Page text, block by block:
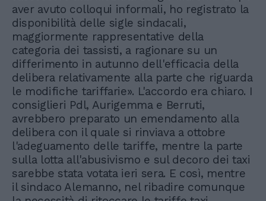
aver avuto colloqui informali, ho registrato la
disponibilità delle sigle sindacali,
maggiormente rappresentative della
categoria dei tassisti, a ragionare su un
differimento in autunno dell'efficacia della
delibera relativamente alla parte che riguarda
le modifiche tariffarie». L'accordo era chiaro. I
consiglieri Pdl, Aurigemma e Berruti,
avrebbero preparato un emendamento alla
delibera con il quale si rinviava a ottobre
l'adeguamento delle tariffe, mentre la parte
sulla lotta all'abusivismo e sul decoro dei taxi
sarebbe stata votata ieri sera. E così, mentre
il sindaco Alemanno, nel ribadire comunque